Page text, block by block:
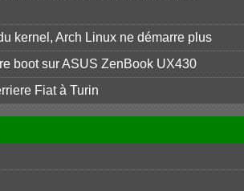
kernel, Arch Linux ne démarre plus
boot sur ASUS ZenBook UX430
Fiat à Turin